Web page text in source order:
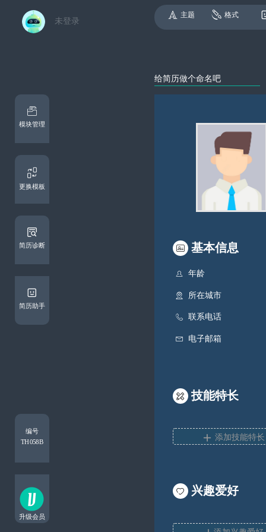
主题 格式
未登录
模块管理
更换模板
简历诊断
简历助手
编号
TH058B
升级会员
 基本信息




 技能特长
添加技能特长
 兴趣爱好